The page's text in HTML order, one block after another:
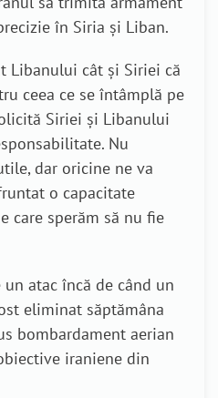
în Siria și Liban.
Libanului cât și Siriei că
ceea ce se întâmplă pe
Siriei și Libanului
Nu
dar oricine ne va
o capacitate
care sperăm să nu fie
atac încă de când un
eliminat săptămâna
bombardament aerian
iraniene din